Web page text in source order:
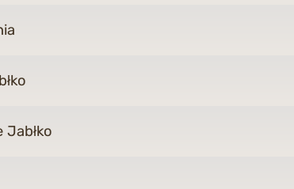
Jabłko